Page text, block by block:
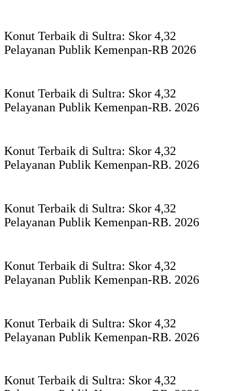
Konut Terbaik di Sultra: Skor 4,32
Pelayanan Publik Kemenpan-RB 2026
Konut Terbaik di Sultra: Skor 4,32
Pelayanan Publik Kemenpan-RB. 2026
Konut Terbaik di Sultra: Skor 4,32
Pelayanan Publik Kemenpan-RB. 2026
Konut Terbaik di Sultra: Skor 4,32
Pelayanan Publik Kemenpan-RB. 2026
Konut Terbaik di Sultra: Skor 4,32
Pelayanan Publik Kemenpan-RB. 2026
Konut Terbaik di Sultra: Skor 4,32
Pelayanan Publik Kemenpan-RB. 2026
Konut Terbaik di Sultra: Skor 4,32